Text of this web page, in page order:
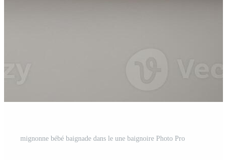
mignonne bébé baignade dans le une baignoire Photo Pro